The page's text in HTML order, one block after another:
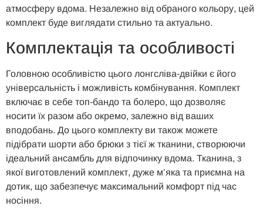
атмосферу вдома. Незалежно від обраного кольору, цей
комплект буде виглядати стильно та актуально.
Комплектація та особливості
Головною особливістю цього лонгсліва-двійки є його
універсальність і можливість комбінування. Комплект
включає в себе топ-бандо та болеро, що дозволяє
носити їх разом або окремо, залежно від ваших
вподобань. До цього комплекту ви також можете
підібрати шорти або брюки з тієї ж тканини, створюючи
ідеальний ансамбль для відпочинку вдома. Тканина, з
якої виготовлений комплект, дуже м’яка та приємна на
дотик, що забезпечує максимальний комфорт під час
носіння.